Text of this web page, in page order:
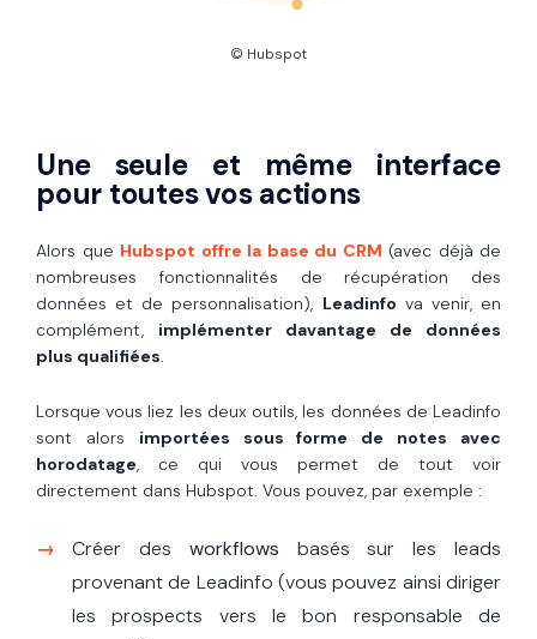
© Hubspot
Une seule et même interface
pour toutes vos actions
Alors que Hubspot offre la base du CRM (avec déjà de
nombreuses fonctionnalités de récupération des
données et de personnalisation), Leadinfo va venir, en
complément, implémenter davantage de données
plus qualifiées.
Lorsque vous liez les deux outils, les données de Leadinfo
sont alors importées sous forme de notes avec
horodatage, ce qui vous permet de tout voir
directement dans Hubspot. Vous pouvez, par exemple :
Créer des workflows basés sur les leads
provenant de Leadinfo (vous pouvez ainsi diriger
les prospects vers le bon responsable de